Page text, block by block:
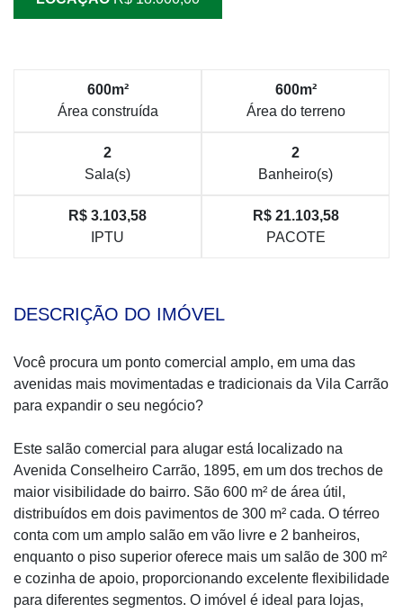
600m²
Área construída
600m²
Área do terreno
2
Sala(s)
2
Banheiro(s)
R$ 3.103,58
IPTU
R$ 21.103,58
PACOTE
DESCRIÇÃO DO IMÓVEL
Você procura um ponto comercial amplo, em uma das
avenidas mais movimentadas e tradicionais da Vila Carrão
para expandir o seu negócio?
Este salão comercial para alugar está localizado na
Avenida Conselheiro Carrão, 1895, em um dos trechos de
maior visibilidade do bairro. São 600 m² de área útil,
distribuídos em dois pavimentos de 300 m² cada. O térreo
conta com um amplo salão em vão livre e 2 banheiros,
enquanto o piso superior oferece mais um salão de 300 m²
e cozinha de apoio, proporcionando excelente flexibilidade
para diferentes segmentos. O imóvel é ideal para lojas,